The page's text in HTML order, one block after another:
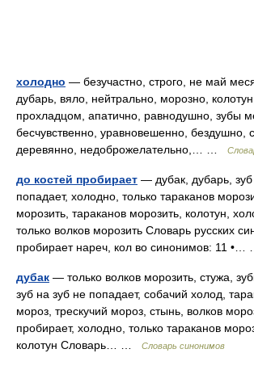
холодно — безучастно, строго, не май
дубарь, вяло, нейтрально, морозно,
прохладцом, апатично, равнодушно, зубы
бесчувственно, уравновешенно, бездушно,
деревянно, недоброжелательно,… …
до костей пробирает — дубак, дубарь,
попадает, холодно, только тараканов
морозить, тараканов морозить, колотун,
только волков морозить Словарь русских
пробирает нареч, кол во синонимов: 11
дубак — только волков морозить, стужа,
зуб на зуб не попадает, собачий холод,
мороз, трескучий мороз, стынь, волков
пробирает, холодно, только тараканов
колотун Словарь… …
Словарь синонимов